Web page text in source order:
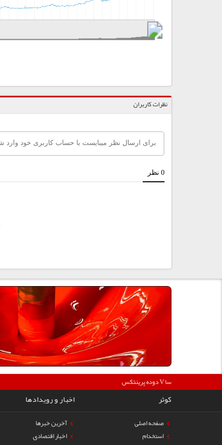
نظرات کاربران
دوده پرینتکس V دگوسا :360000
کوثر اخبار و رویدادها
صفحه اصلی
استخدام
آخرین خبرها
اخبار اقتصادی